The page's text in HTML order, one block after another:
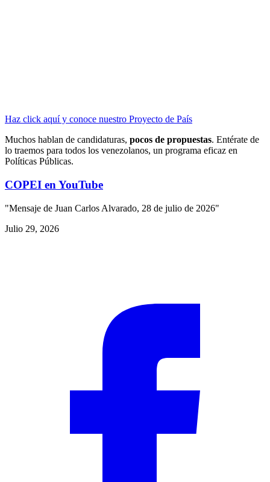
Haz click aquí y conoce nuestro Proyecto de País
Muchos hablan de candidaturas, pocos de propuestas. Entérate de
lo traemos para todos los venezolanos, un programa eficaz en
Políticas Públicas.
COPEI en YouTube
"Mensaje de Juan Carlos Alvarado, 28 de julio de 2026"
Julio 29, 2026